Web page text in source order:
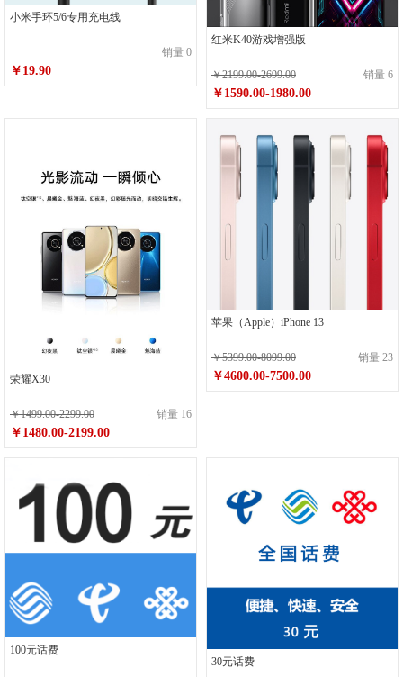
小米手环5/6专用充电线
销量 0
￥19.90
红米K40游戏增强版
￥2199.00-2699.00 销量 6
￥1590.00-1980.00
荣耀X30
￥1499.00-2299.00 销量 16
￥1480.00-2199.00
苹果（Apple）iPhone 13
￥5399.00-8099.00 销量 23
￥4600.00-7500.00
100元话费
30元话费